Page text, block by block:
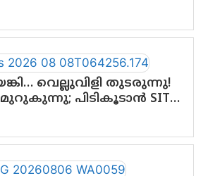
വെല്ലുവിളി തുടരുന്നു!
പിടികൂടാൻ SIT
ആയങ്കി എവിടെ
പുറത്തുവരുക